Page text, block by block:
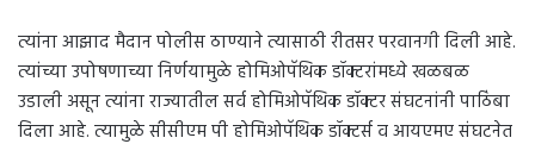
त्यांना आझाद मैदान पोलीस ठाण्याने त्यासाठी रीतसर परवानगी दिली आहे.
त्यांच्या उपोषणाच्या निर्णयामुळे होमिओपॅथिक डॉक्टरांमध्ये खळबळ
उडाली असून त्यांना राज्यातील सर्व होमिओपॅथिक डॉक्टर संघटनांनी पाठिंबा
दिला आहे. त्यामुळे सीसीएम पी होमिओपॅथिक डॉक्टर्स व आयएमए संघटनेत